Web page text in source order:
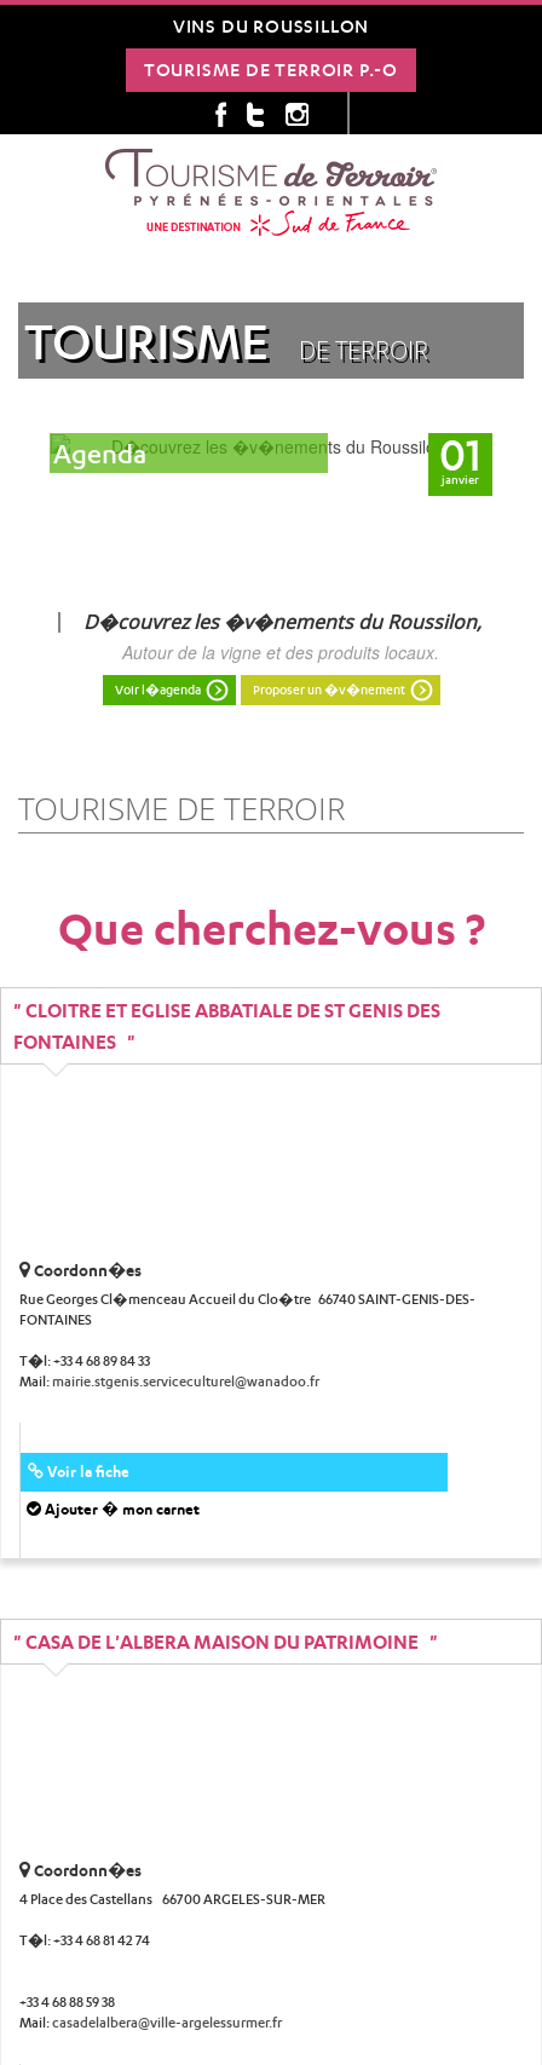
VINS DU ROUSSILLON
TOURISME DE TERROIR P.-O
TOURISME DE TERROIR
01
du Roussilon,
Agenda
Les Rendez-Vous Gourmands
Balades, d�gustations, visites,
vous attendent pour prolonger
l'agenda des Rendez-Vous
TOURISME DE TERROIR
Que cherchez-vous ?
" CLOITRE ET EGLISE ABBATIALE DE ST GENIS DES
FONTAINES "
Coordonn�es
Rue Georges Cl�menceau Accueil du Clo�tre 66740 SAINT-GENIS-DES-
FONTAINES
T�l:+33 4 68 89 84 33
Mail: mairie.stgenis.serviceculturel@wanadoo.fr
Voir la fiche
Ajouter � mon carnet
" CASA DE L'ALBERA MAISON DU PATRIMOINE "
Coordonn�es
4 Place des Castellans 66700 ARGELES-SUR-MER
T�l:+33 4 68 81 42 74
+33 4 68 88 59 38
Mail:casadelalbera@ville-argelessurmer.fr